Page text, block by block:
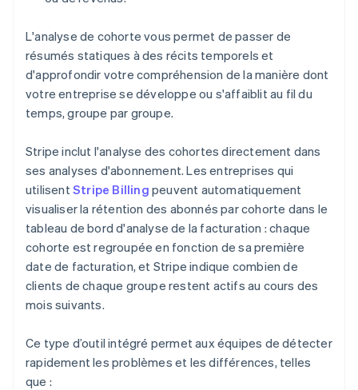
L'analyse de cohorte vous permet de passer de
résumés statiques à des récits temporels et
d'approfondir votre compréhension de la manière dont
votre entreprise se développe ou s'affaiblit au fil du
temps, groupe par groupe.
Stripe inclut l'analyse des cohortes directement dans
ses analyses d'abonnement. Les entreprises qui
utilisentStripe Billing peuvent automatiquement
visualiser la rétention des abonnés par cohorte dans le
tableau de bord d'analyse de la facturation : chaque
cohorte est regroupée en fonction de sa première
date de facturation, et Stripe indique combien de
clients de chaque groupe restent actifs au cours des
mois suivants.
Ce type d’outil intégré permet aux équipes de détecter
rapidement les problèmes et les différences, telles
que :